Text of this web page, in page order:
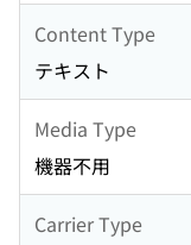
Content Type
テキスト
Media Type
機器不用
Carrier Type